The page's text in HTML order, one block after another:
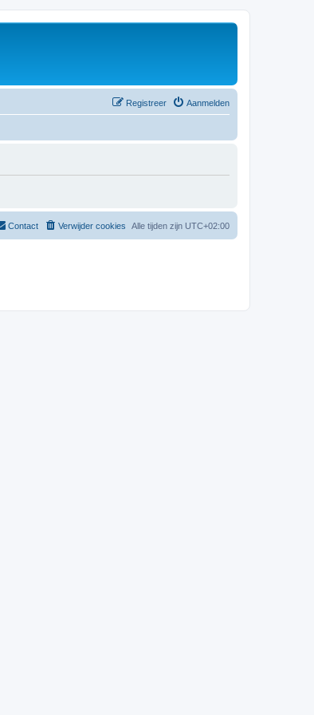
Aanmelden
Registreer
Alle tijden zijn UTC+02:00
Verwijder cookies
Contact